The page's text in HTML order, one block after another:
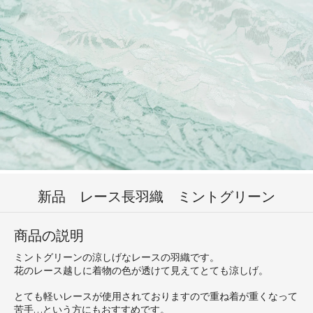
新品 レース長羽織 ミントグリーン
商品の説明
ミントグリーンの涼しげなレースの羽織です。
花のレース越しに着物の色が透けて見えてとても涼しげ。
とても軽いレースが使用されておりますので重ね着が重くなって
苦手…という方にもおすすめです。